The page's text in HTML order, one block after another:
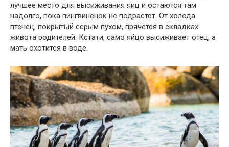
лучшее место для высиживания яиц и остаются там
надолго, пока пингвиненок не подрастет. От холода
птенец, покрытый серым пухом, прячется в складках
живота родителей. Кстати, само яйцо высиживает отец, а
мать охотится в воде.